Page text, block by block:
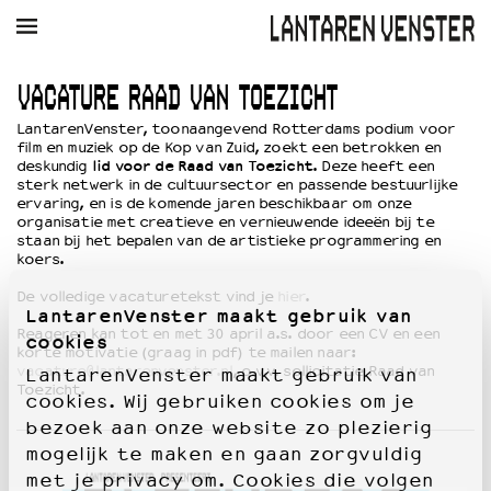
LantarenVenster maakt gebruik van
cookies
LantarenVenster maakt gebruik van
cookies. Wij gebruiken cookies om je
bezoek aan onze website zo plezierig
mogelijk te maken en gaan zorgvuldig
met je privacy om. Cookies die volgen
AGENDA FILM MUZIEK RESTAURANT VERHUUR
Winkelmandje
Zoek
PLAN JE BEZOEK
Openingstijden & contact
Bereikbaarheid
EDUCATIE
Schoolvoorstellingen
Filmprogramma’s Primair Onderwijs
Filmprogramma’s VO/MBO
Speciale educatieprogramma’s
VACATURE RAAD VAN TOEZICHT
LantarenVenster, toonaangevend Rotterdams podium voor
film en muziek op de Kop van Zuid, zoekt een betrokken en
deskundig lid voor de Raad van Toezicht. Deze heeft een
sterk netwerk in de cultuursector en passende bestuurlijke
ervaring, en is de komende jaren beschikbaar om onze
organisatie met creatieve en vernieuwende ideeën bij te
staan bij het bepalen van de artistieke programmering en
koers.
De volledige vacaturetekst vind je
hier .
Reageren kan tot en met 30 april a.s. door een CV en een
korte motivatie (graag in pdf) te mailen naar:
vacature@lantarenvenster.nl, o.v.v. sollicitatie Raad van
Toezicht.